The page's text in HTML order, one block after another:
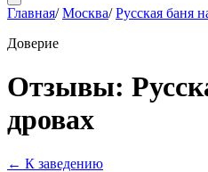
Главная/ Москва/ Русская баня
Доверие
Отзывы:
дровах
← К заведению